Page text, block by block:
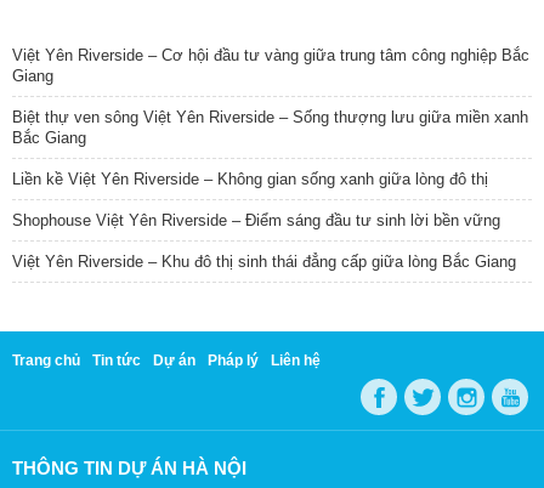
Việt Yên Riverside – Cơ hội đầu tư vàng giữa trung tâm công nghiệp Bắc
Giang
Biệt thự ven sông Việt Yên Riverside – Sống thượng lưu giữa miền xanh
Bắc Giang
Liền kề Việt Yên Riverside – Không gian sống xanh giữa lòng đô thị
Shophouse Việt Yên Riverside – Điểm sáng đầu tư sinh lời bền vững
Việt Yên Riverside – Khu đô thị sinh thái đẳng cấp giữa lòng Bắc Giang
Trang chủ Tin tức Dự án Pháp lý Liên hệ
THÔNG TIN DỰ ÁN HÀ NỘI